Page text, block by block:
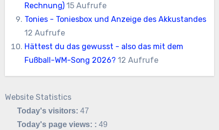
Rechnung) 15 Aufrufe
Tonies - Toniesbox und Anzeige des Akkustandes
12 Aufrufe
Hättest du das gewusst - also das mit dem
Fußball-WM-Song 2026? 12 Aufrufe
Website Statistics
Today's visitors:47
Today's page views: :49